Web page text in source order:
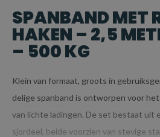
SPANBAND MET
HAKEN – 2,5
– 500 KG
Klein van formaat, groots in
delige spanband is ontworpen voor
van lichte ladingen. De set bestaat uit
sjordeel, beide voorzien van stevige